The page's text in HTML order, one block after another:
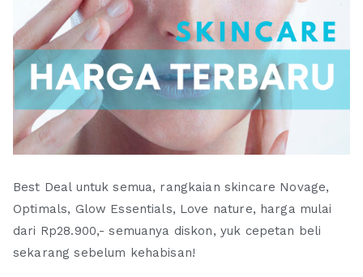
Best Deal untuk semua, rangkaian skincare Novage,
Optimals, Glow Essentials, Love nature, harga mulai
dari Rp28.900,- semuanya diskon, yuk cepetan beli
sekarang sebelum kehabisan!